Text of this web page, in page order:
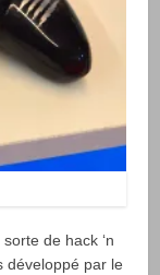
de hack ‘n
développé par le